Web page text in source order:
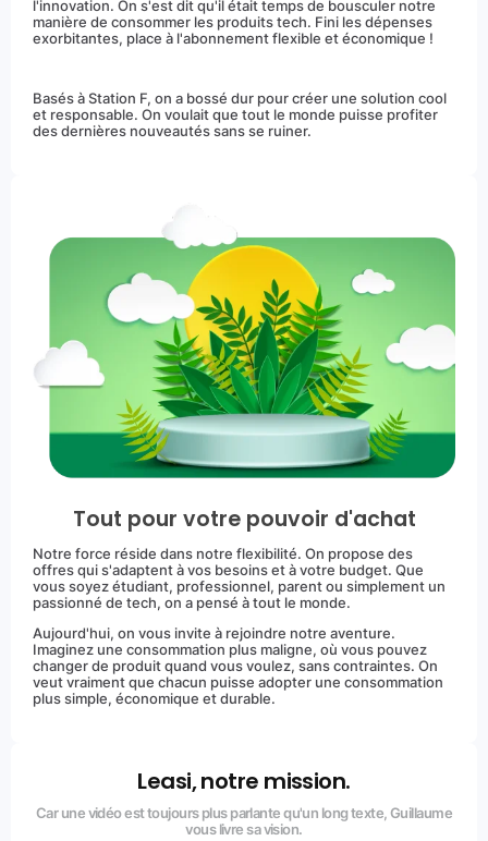
l'innovation. On s'est dit qu'il était temps de bousculer notre
manière de consommer les produits tech. Fini les dépenses
exorbitantes, place à l'abonnement flexible et économique !
Basés à Station F, on a bossé dur pour créer une solution cool
et responsable. On voulait que tout le monde puisse profiter
des dernières nouveautés sans se ruiner.
Tout pour votre pouvoir d'achat
Notre force réside dans notre flexibilité. On propose des
offres qui s'adaptent à vos besoins et à votre budget. Que
vous soyez étudiant, professionnel, parent ou simplement un
passionné de tech, on a pensé à tout le monde.
Aujourd'hui, on vous invite à rejoindre notre aventure.
Imaginez une consommation plus maligne, où vous pouvez
changer de produit quand vous voulez, sans contraintes. On
veut vraiment que chacun puisse adopter une consommation
plus simple, économique et durable.
Leasi, notre mission.
Car une vidéo est toujours plus parlante qu'un long texte, Guillaume
vous livre sa vision.